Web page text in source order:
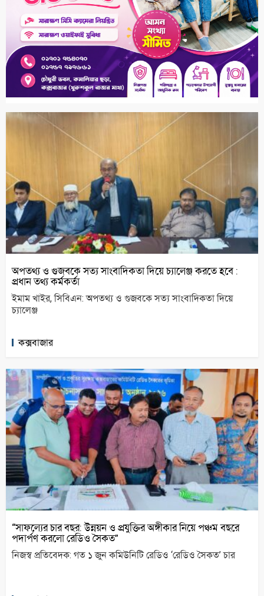
অপতথ্য ও গুজবকে সত্য সাংবাদিকতা দিয়ে চ্যালেঞ্জ করতে হবে :
প্রধান তথ্য কর্মকর্তা
ইমাম খাইর, সিবিএন: অপতথ্য ও গুজবকে সত্য সাংবাদিকতা দিয়ে
চ্যালেঞ্জ
কক্সবাজার
“সাফল্যের চার বছর: উন্নয়ন ও প্রযুক্তির অঙ্গীকার নিয়ে পঞ্চম বছরে
পদার্পণ করলো রেডিও সৈকত”
নিজস্ব প্রতিবেদক: গত ১ জুন কমিউনিটি রেডিও ‘রেডিও সৈকত’ চার